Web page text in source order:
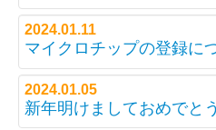
2024.01.11
マイクロチップの登録に
2024.01.05
新年明けましておめでと